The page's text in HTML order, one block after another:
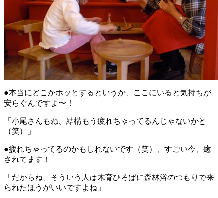
●本当にどこかホッとするというか、ここにいると気持ちが
安らぐんですよ〜！
「小尾さんもね、結構もう疲れちゃってるんじゃないかと
（笑）」
●疲れちゃってるのかもしれないです（笑）、すごい今、癒
されてます！
「だからね、そういう人は木育ひろばに森林浴のつもりで来
られたほうがいいですよね」